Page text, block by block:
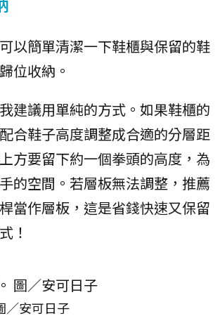
以簡單清潔一下鞋櫃與保留的鞋
位收納。
建議用單純的方式。如果鞋櫃的
合鞋子高度調整成合適的分層距
方要留下約一個拳頭的高度，為
的空間。若層板無法調整，推薦
當作層板，這是省錢快速又保留
！
／安可日子